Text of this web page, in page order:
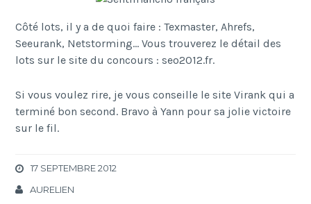
Côté lots, il y a de quoi faire : Texmaster, Ahrefs,
Seeurank, Netstorming… Vous trouverez le détail des
lots sur le site du concours : seo2012.fr.
Si vous voulez rire, je vous conseille le site Virank qui a
terminé bon second. Bravo à Yann pour sa jolie victoire
sur le fil.
17 SEPTEMBRE 2012
AURELIEN